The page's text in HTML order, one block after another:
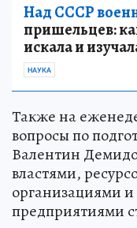
Над СССР
пришельцев:
искала и
НАУКА
Также на
вопросы по
Валентин
властями,
организациями
предприятиями